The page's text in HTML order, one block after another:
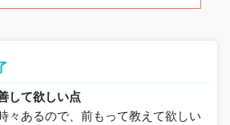
して欲しい点
々あるので、前もって教えて欲しい